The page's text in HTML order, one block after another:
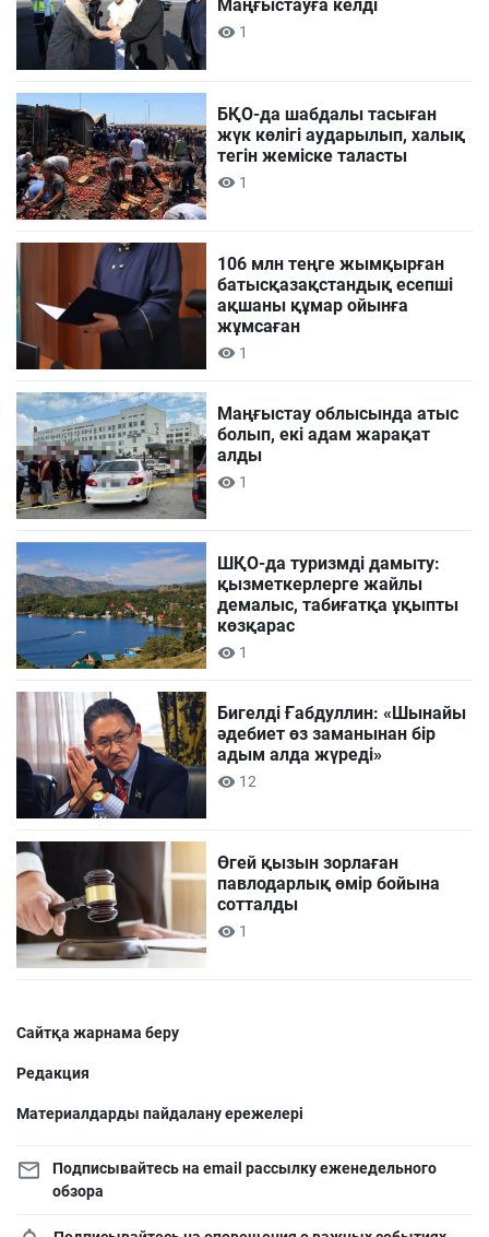
Маңғыстауға келді
1
БҚО-да шабдалы тасыған
жүк көлігі аударылып, халық
тегін жеміске таласты
1
106 млн теңге жымқырған
батысқазақстандық есепші
ақшаны құмар ойынға
жұмсаған
1
Маңғыстау облысында атыс
болып, екі адам жарақат
алды
1
ШҚО-да туризмді дамыту:
қызметкерлерге жайлы
демалыс, табиғатқа ұқыпты
көзқарас
1
Бигелді Ғабдуллин: «Шынайы
әдебиет өз заманынан бір
адым алда жүреді»
12
Өгей қызын зорлаған
павлодарлық өмір бойына
сотталды
1
Сайтқа жарнама беру
Редакция
Материалдарды пайдалану ережелері
Подписывайтесь на email рассылку еженедельного
обзора